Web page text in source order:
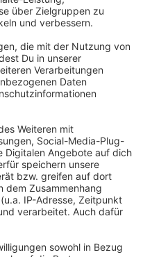
doch erstmal in
Wenn sie einen
nach. Das
gut möglich", so
Jobs, bei denen eine
natürlich so ein
einem Tischler oder
schneller geholfen",
unter
Arbeitskräfte
hier ein große
in unserem
die Menschen aus der